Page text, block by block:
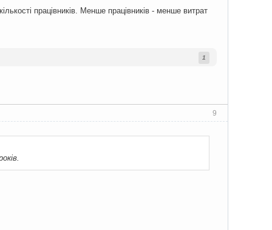
працівників. Менше працівників - менше витрат
1
9